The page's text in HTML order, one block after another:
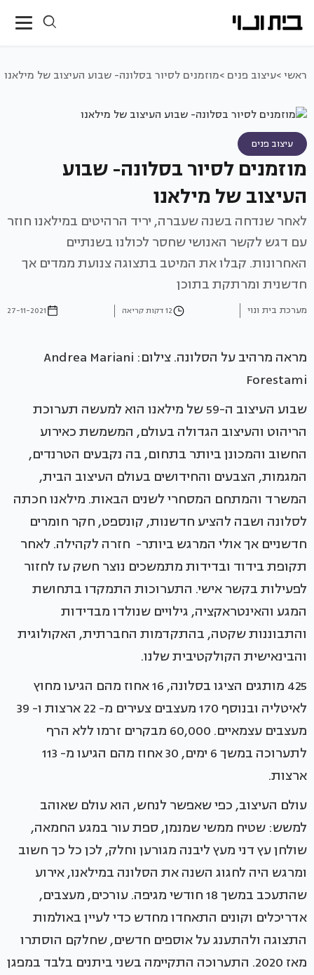
ראשי >עיצוב פנים >מוזמנים לסיור בסלונה- שבוע העיצוב של מילאנו
עיצוב פנים
מוזמנים לסיור בסלונה- שבוע
העיצוב של מילאנו
לאחר שנדחה בשנה שעברה, יריד הרהיטים במילאנו חוזר
עם דגש לקשר האנושי שחסר לכולנו בשנתיים
האחרונות. קבלו את המיטב בתצוגה צנועת ממדים אך
חדשנית ומרתקת בתוכן
מערכת בית ונוי 12 דקות קריאה 27-11-2021
מראה מרהיב על הסלונה. צילום: Andrea Mariani
Forestami
שבוע העיצוב ה-59 של מילאנו הוא למעשה תערוכת
הריהוט והעיצוב הגדולה בעולם, המשמשת כאירוע
החשוב והמכונן ביותר בתחום, בה נקבעים הטרנדים,
המגמות, הצבעים והחידושים בעולם העיצוב הבית,
המשרד והמתחם המסחרי לשנים הבאות. מילאנו חכתה
לסלונה ושבה להציע חדשנות, קונספט, חקר חומרים
חדשניים אך אולי המרגש ביותר- חזרה לקהילה. לאחר
תקופת בידוד ובדידות מתמשכים נוצר חשק עז לחזור
לפעילות בקשר אישי. התערוכות התמקדו בתחושת
המגע והאינטראקציה, גילויים שנולדו מבדידות
והתבוננות שקטה, בהתקדמות החברתית, האקולוגית
והבינאישית הקולקטיבית שלנו.
425 מותגים הציגו בסלונה, 16 אחוז מהם הגיעו מחוץ
לאיטליה ובנוסף 170 מעצבים צעירים מ- 22 ארצות ו- 39
מעצבים עצמאיים. 60,000 מבקרים זרמו ללא הרף
לתערוכה במשך 6 ימים, 30 אחוז מהם הגיעו מ- 113
ארצות.
עולם העיצוב, כפי שאפשר לנחש, הוא עולם שאוהב
למשש: שטיח ממשי שמנמן, ספת עור במגע החמאה,
שולחן עץ דני מעץ ליבנה מגורען וחלק, לכן כל כך חשוב
ומרגש היה לחגוג השנה את הסלונה במילאנו, אירוע
שהתעכב במשך 18 חודשי מגיפה. עורכים, מעצבים,
אדריכלים וקונים התאחדו מחדש כדי לעיין באולמות
התצוגה ולהתענג על אוספים חדשים, שחלקם הוסתרו
מאז 2020. התערוכה התקיימה בשני ביתנים בלבד במפגן